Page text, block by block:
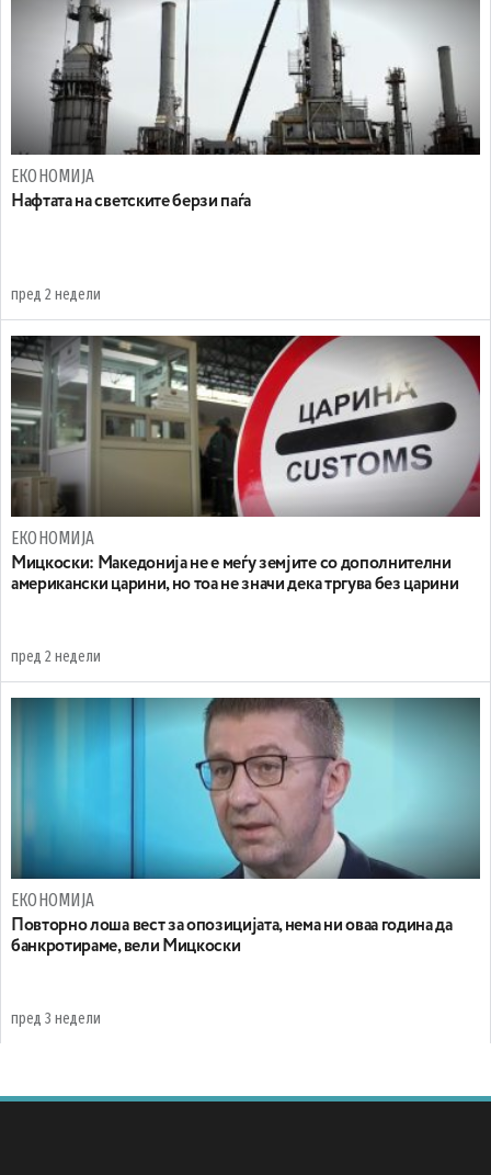
ЕКОНОМИЈА
Нафтата на светските берзи паѓа
пред 2 недели
ЕКОНОМИЈА
Мицкоски: Македонија не е меѓу земјите со дополнителни
американски царини, но тоа не значи дека тргува без царини
пред 2 недели
ЕКОНОМИЈА
Повторно лоша вест за опозицијата, нема ни оваа година да
банкротираме, вели Мицкоски
пред 3 недели